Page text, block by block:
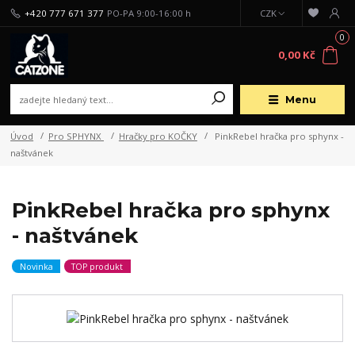
Menu
CZK
+420 777 671 377 PO-PA 9:00-16:00 h
0
0,00 Kč
Úvod Pro SPHYNX Hračky pro KOČKY
PinkRebel hračka pro sphynx -
naštvánek
PinkRebel hračka pro sphynx
- naštvánek
Novinka TOP produkt